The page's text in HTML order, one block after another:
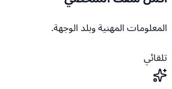
المعلومات المهنية وبلد الوجهة.
تلقائي